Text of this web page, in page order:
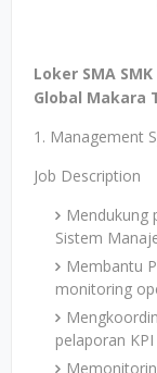
Loker SMA
Global Makara
1. Management
Job Description
Mendukung
Sistem
Membantu
monitoring
pelaporan KPI